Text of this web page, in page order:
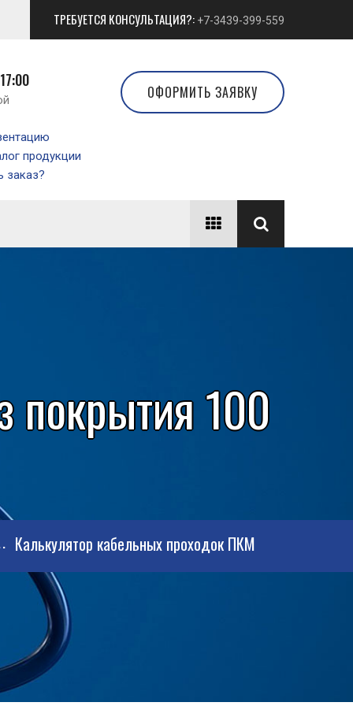
ТРЕБУЕТСЯ КОНСУЛЬТАЦИЯ?: +7-3439-399-559
продукции
заказ?
ОФОРМИТЬ ЗАЯВКУ
покрытия 100
Калькулятор кабельных проходок ПКМ